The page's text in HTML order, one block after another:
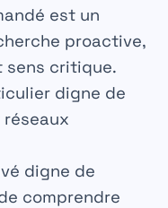
est un
proactive,
sens critique.
digne de
digne de
comprendre